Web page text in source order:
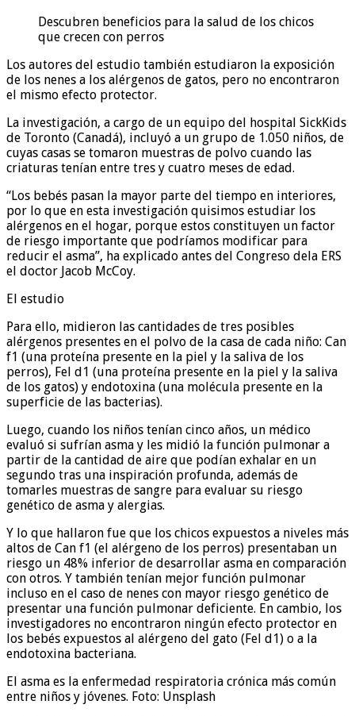
Descubren beneficios para la salud de los chicos
que crecen con perros
Los autores del estudio también estudiaron la exposición
de los nenes a los alérgenos de gatos, pero no encontraron
el mismo efecto protector.
La investigación, a cargo de un equipo del hospital SickKids
de Toronto (Canadá), incluyó a un grupo de 1.050 niños, de
cuyas casas se tomaron muestras de polvo cuando las
criaturas tenían entre tres y cuatro meses de edad.
“Los bebés pasan la mayor parte del tiempo en interiores,
por lo que en esta investigación quisimos estudiar los
alérgenos en el hogar, porque estos constituyen un factor
de riesgo importante que podríamos modificar para
reducir el asma”, ha explicado antes del Congreso dela ERS
el doctor Jacob McCoy.
El estudio
Para ello, midieron las cantidades de tres posibles
alérgenos presentes en el polvo de la casa de cada niño: Can
f1 (una proteína presente en la piel y la saliva de los
perros), Fel d1 (una proteína presente en la piel y la saliva
de los gatos) y endotoxina (una molécula presente en la
superficie de las bacterias).
Luego, cuando los niños tenían cinco años, un médico
evaluó si sufrían asma y les midió la función pulmonar a
partir de la cantidad de aire que podían exhalar en un
segundo tras una inspiración profunda, además de
tomarles muestras de sangre para evaluar su riesgo
genético de asma y alergias.
Y lo que hallaron fue que los chicos expuestos a niveles más
altos de Can f1 (el alérgeno de los perros) presentaban un
riesgo un 48% inferior de desarrollar asma en comparación
con otros. Y también tenían mejor función pulmonar
incluso en el caso de nenes con mayor riesgo genético de
presentar una función pulmonar deficiente. En cambio, los
investigadores no encontraron ningún efecto protector en
los bebés expuestos al alérgeno del gato (Fel d1) o a la
endotoxina bacteriana.
El asma es la enfermedad respiratoria crónica más común
entre niños y jóvenes. Foto: Unsplash